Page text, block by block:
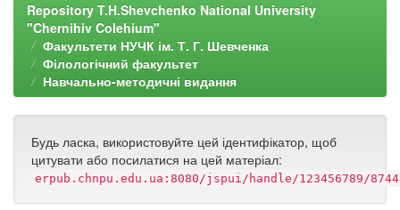
Repository T.H.Shevchenko National University
"Chernihiv Colehium"
Факультети НУЧК ім. Т. Г. Шевченка
Філологічний факультет
Навчально-методичні видання
Будь ласка, використовуйте цей ідентифікатор, щоб
цитувати або посилатися на цей матеріал:
erpub.chnpu.edu.ua:8080/jspui/handle/123456789/8744